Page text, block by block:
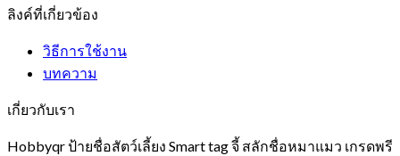
ลิงค์ที่เกี่ยวข้อง
วิธีการใช้งาน
บทความ
เกี่ยวกับเรา
Hobbyqr ป้ายชื่อสัตว์เลี้ยง Smart tag จี้ สลักชื่อหมาแมว เกรดพรี